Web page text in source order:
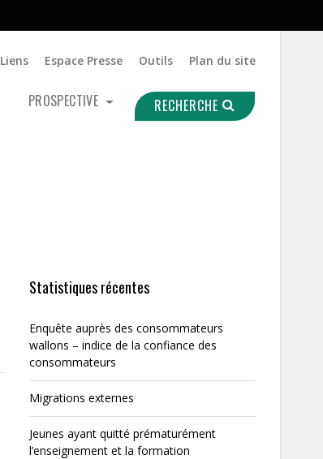
Liens Espace Presse Outils Plan du site
PROSPECTIVE RECHERCHE
Statistiques récentes
Enquête auprès des consommateurs
wallons – indice de la confiance des
consommateurs
Migrations externes
Jeunes ayant quitté prématurément
l’enseignement et la formation